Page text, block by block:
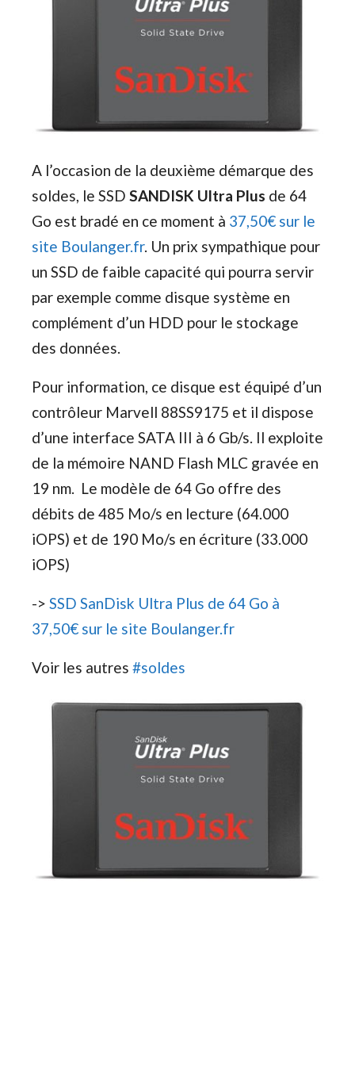
A l’occasion de la deuxième démarque des
soldes, le SSD SANDISK Ultra Plus de 64
Go est bradé en ce moment à 37,50€ sur le
site Boulanger.fr. Un prix sympathique pour
un SSD de faible capacité qui pourra servir
par exemple comme disque système en
complément d’un HDD pour le stockage
des données.
Pour information, ce disque est équipé d’un
contrôleur Marvell 88SS9175 et il dispose
d’une interface SATA III à 6 Gb/s. Il exploite
de la mémoire NAND Flash MLC gravée en
19 nm. Le modèle de 64 Go offre des
débits de 485 Mo/s en lecture (64.000
iOPS) et de 190 Mo/s en écriture (33.000
iOPS)
-> SSD SanDisk Ultra Plus de 64 Go à
37,50€ sur le site Boulanger.fr
Voir les autres #soldes